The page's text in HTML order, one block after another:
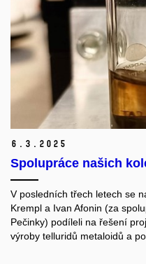
6. 3. 2025
Spolupráce našich
V posledních třech letech se
Krempl a Ivan Afonin (za
Pečinky) podíleli na řešení
výroby telluridů metaloidů a